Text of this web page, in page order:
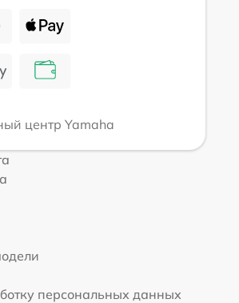
центр Yamaha
персональных данных